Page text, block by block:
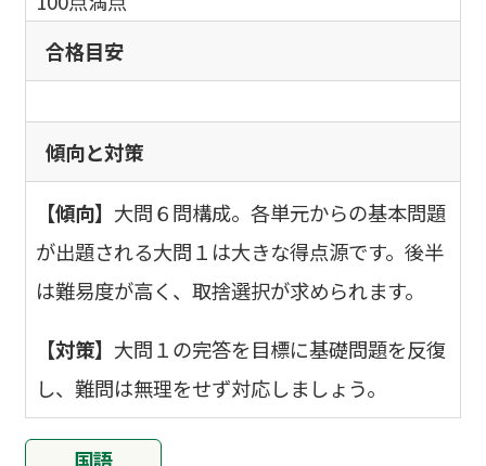
合格目安
傾向と対策
【傾向】 大問６問構成。各単元からの基本問題
が出題される大問１は大きな得点源です。後半
は難易度が高く、取捨選択が求められます。
【対策】 大問１の完答を目標に基礎問題を反復
し、難問は無理をせず対応しましょう。
国語